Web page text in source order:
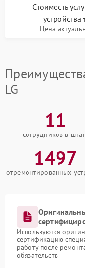
Стоимость
устройства
Цена
LG
11
сотрудников в
1497
отремонтированных
Используются
сертификацию
работу после
обязательств